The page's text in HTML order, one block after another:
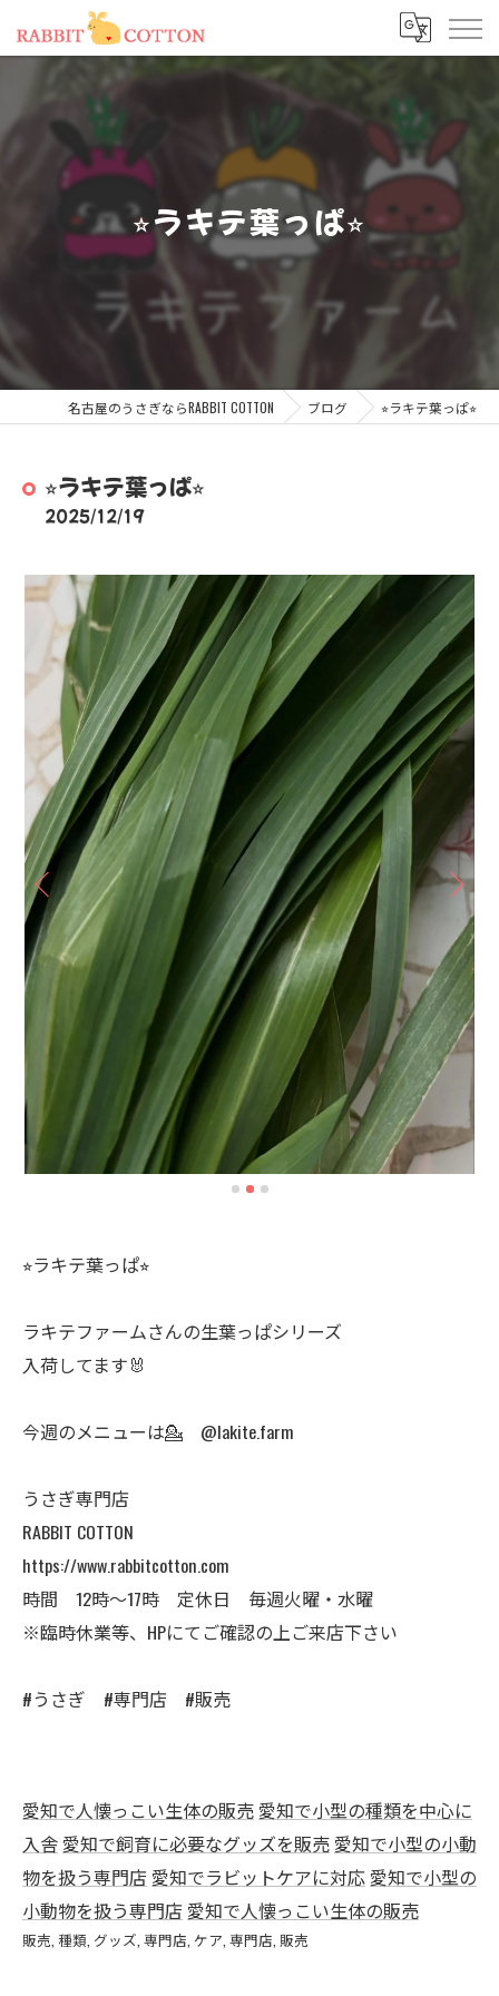
⭐︎ラキテ葉っぱ⭐︎
名古屋のうさぎならRABBIT COTTON ブログ ⭐︎ラキテ葉っぱ⭐︎
⭐︎ラキテ葉っぱ⭐︎
2025/12/19
⭐︎ラキテ葉っぱ⭐︎
ラキテファームさんの生葉っぱシリーズ
入荷してます🐰
今週のメニューは💁 @lakite.farm
うさぎ専門店
RABBIT COTTON
https://www.rabbitcotton.com
時間 12時〜17時 定休日 毎週火曜・水曜
※臨時休業等、HPにてご確認の上ご来店下さい
#うさぎ #専門店 #販売
愛知で人懐っこい生体の販売 愛知で小型の種類を中心に
入舎 愛知で飼育に必要なグッズを販売 愛知で小型の小動
物を扱う専門店 愛知でラビットケアに対応 愛知で小型の
小動物を扱う専門店 愛知で人懐っこい生体の販売
販売 種類 グッズ 専門店 ケア 専門店 販売